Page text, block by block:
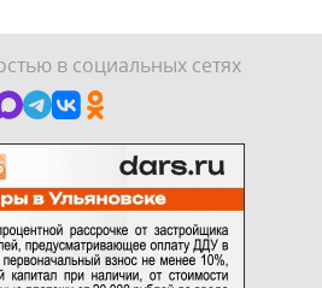
в социальных сетях